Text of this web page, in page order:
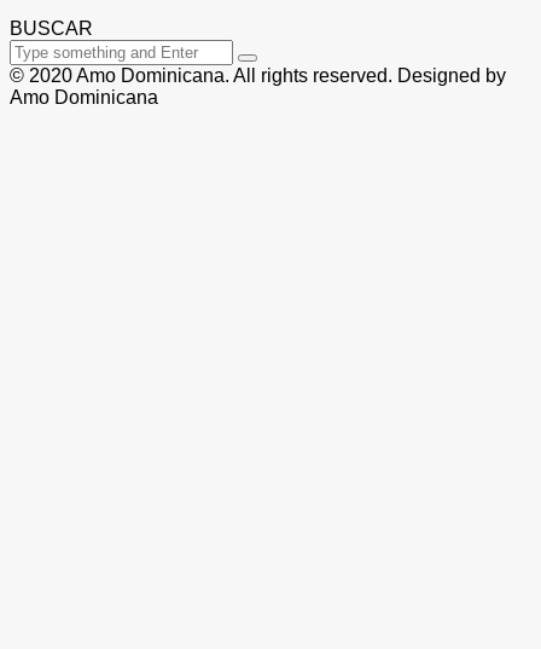
BUSCAR
© 2020 Amo Dominicana. All rights reserved. Designed by
Amo Dominicana